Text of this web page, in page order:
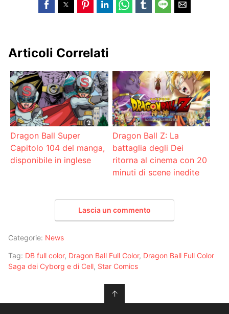
Articoli Correlati
Dragon Ball Super
Capitolo 104 del manga,
disponibile in inglese
Dragon Ball Z: La
battaglia degli Dei
ritorna al cinema con 20
minuti di scene inedite
Lascia un commento
Categorie: News
Tag: DB full color, Dragon Ball Full Color, Dragon Ball Full Color
Saga dei Cyborg e di Cell, Star Comics
↑